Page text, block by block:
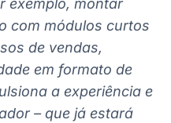
exemplo, montar
com módulos curtos
de vendas,
em formato de
a experiência e
– que já estará